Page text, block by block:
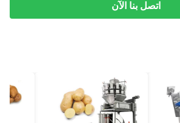
اتصل بنا الآن